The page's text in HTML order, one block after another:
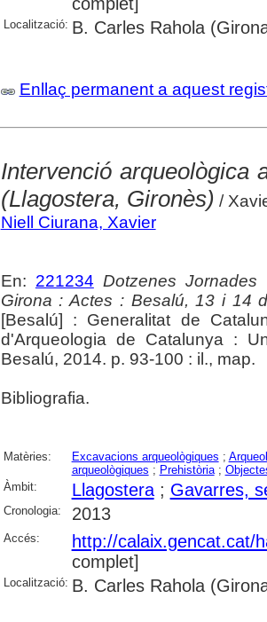
Localització: B. Carles Rahola
Enllaç permanent a aquest
Intervenció
(Llagostera, Gironès) /
Niell Ciurana, Xavier
En: 221234 Dotzenes
Girona : Actes : Besalú, 13 i 14
[Besalú] : Generalitat de
d'Arqueologia de Catalunya :
Besalú, 2014. p. 93-100 : il., map.
Bibliografia.
Matèries: Excavacions arqueològiques ;
arqueològiques ; Prehistòria;
Àmbit:
Llagostera; Gavarres,
Cronologia: 2013
Accés:
http://calaix.gencat.cat/
complet]
Localització: B. Carles Rahola